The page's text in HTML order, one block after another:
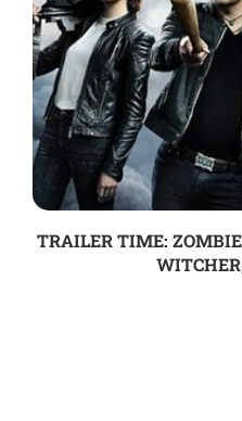
TRAILER TIME: